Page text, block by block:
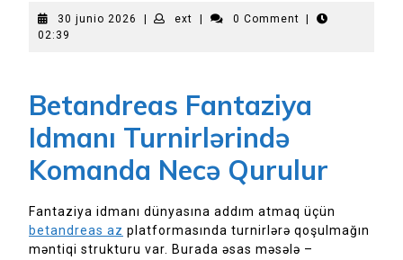
30 junio 2026 30
ext ext 0 Comment
02:39
Betandreas Fantaziya
Idmanı Turnirlərində
Komanda Necə Qurulur
Fantaziya idmanı dünyasına addım atmaq üçün
betandreas az platformasında turnirlərə qoşulmağın
məntiqi strukturu var. Burada əsas məsələ –